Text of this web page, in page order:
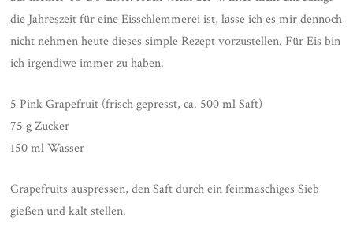
die Jahreszeit für eine Eisschlemmerei ist, lasse ich es mir dennoch
nicht nehmen heute dieses simple Rezept vorzustellen. Für Eis bin
ich irgendiwe immer zu haben.
5 Pink Grapefruit (frisch gepresst, ca. 500 ml Saft)
75 g Zucker
150 ml Wasser
Grapefruits auspressen, den Saft durch ein feinmaschiges Sieb
gießen und kalt stellen.